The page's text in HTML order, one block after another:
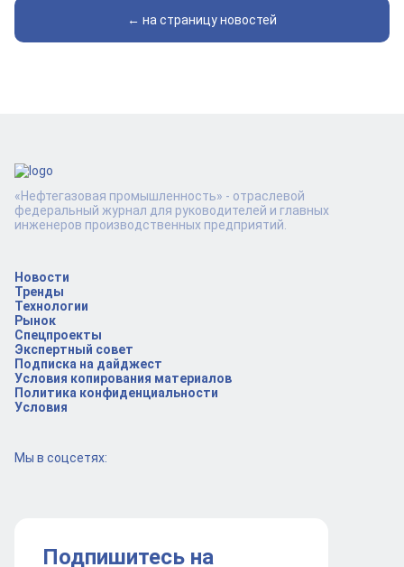
← на страницу новостей
Новости
Тренды
Технологии
Рынок
Спецпроекты
Экспертный совет
Подписка на дайджест
Условия копирования материалов
Политика конфиденциальности
Условия
Мы в соцсетях:
Подпишитесь на
«Нефтегазовая промышленность» - отраслевой
федеральный журнал для руководителей и главных
инженеров производственных предприятий.